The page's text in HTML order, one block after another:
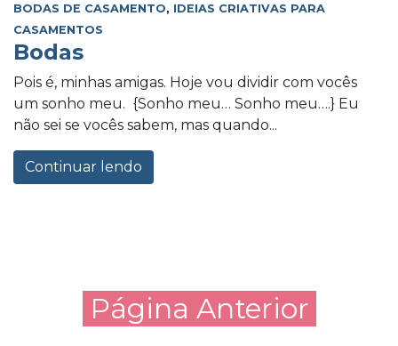
BODAS DE CASAMENTO, IDEIAS CRIATIVAS PARA
CASAMENTOS
Bodas
Pois é, minhas amigas. Hoje vou dividir com vocês
um sonho meu. {Sonho meu… Sonho meu….} Eu
não sei se vocês sabem, mas quando...
Continuar lendo
Página Anterior